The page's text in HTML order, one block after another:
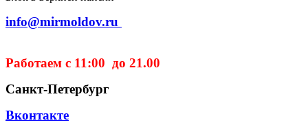
info@mirmoldov.ru
Работаем с 11:00 до 21.00
Санкт-Петербург
Вконтакте